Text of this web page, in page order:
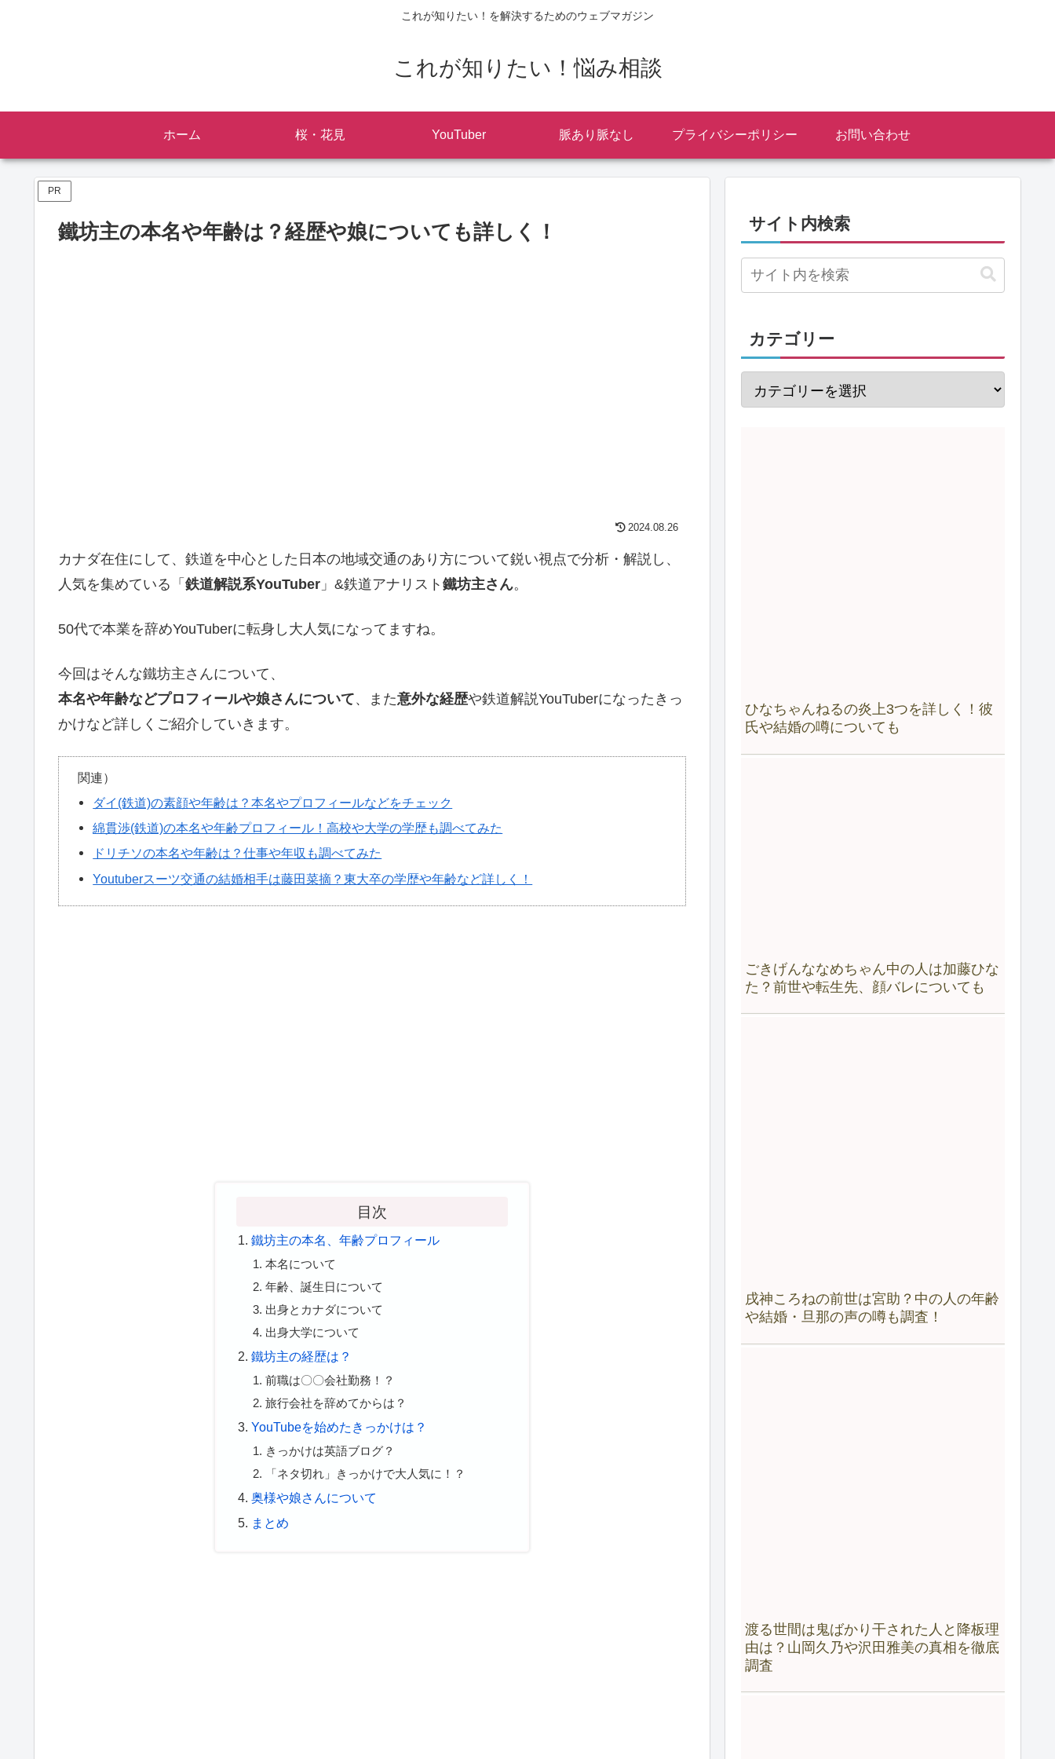
これが知りたい！を解決するためのウェブマガジン
これが知りたい！悩み相談
ホーム 桜・花見 YouTuber 脈あり脈なし プライバシーポリシー お問い合わせ
PR
鐵坊主の本名や年齢は？経歴や娘についても詳しく！
2024.08.26
カナダ在住にして、鉄道を中心とした日本の地域交通のあり方について鋭い視点で分析・解説し、
人気を集めている「 鉄道解説系YouTuber 」&鉄道アナリスト 鐵坊主さん。
50代で本業を辞めYouTuberに転身し大人気になってますね。
今回はそんな鐵坊主さんについて、
本名や年齢などプロフィールや娘さんについて、また意外な経歴や鉄道解説YouTuberになったきっ
かけなど詳しくご紹介していきます。
関連）
ダイ(鉄道)の素顔や年齢は？本名やプロフィールなどをチェック
綿貫渉(鉄道)の本名や年齢プロフィール！高校や大学の学歴も調べてみた
ドリチソの本名や年齢は？仕事や年収も調べてみた
Youtuberスーツ交通の結婚相手は藤田菜摘？東大卒の学歴や年齢など詳しく！
目次
鐵坊主の本名、年齢プロフィール
本名について
年齢、誕生日について
出身とカナダについて
出身大学について
鐵坊主の経歴は？
前職は〇〇会社勤務！？
旅行会社を辞めてからは？
YouTubeを始めたきっかけは？
きっかけは英語ブログ？
「ネタ切れ」きっかけで大人気に！？
奥様や娘さんについて
まとめ
サイト内検索
カテゴリー
ひなちゃんねるの炎上3つを詳しく！彼
氏や結婚の噂についても
ごきげんななめちゃん中の人は加藤ひな
た？前世や転生先、顔バレについても
戌神ころねの前世は宮助？中の人の年齢
や結婚・旦那の声の噂も調査！
渡る世間は鬼ばかり干された人と降板理
由は？山岡久乃や沢田雅美の真相を徹底
調査